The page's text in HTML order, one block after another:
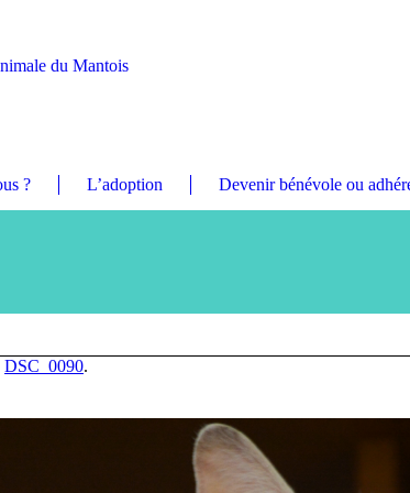
du Mantois
? L’adoption Devenir bénévole ou
DSC_0090.